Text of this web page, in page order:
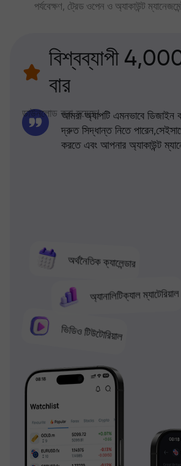
পর্যবেক্ষণ, ট্রেড ওপেন ও অ্যাকাউন্ট
বিশ্বব্যাপী
বার
ডাউনলোড করা হয়েছে!
অর্থনৈতিক ক্যালেন্ডার
অ্যানালিটিক্যাল ম্যাটেরিয়াল
ভিডিও টিউটোরিয়াল
আমরা অ্যাপটি এমনভাবে ডিজাইন
দ্রুত সিদ্ধান্ত নিতে
করতে এবং আপনার অ্যাকাউন্ট